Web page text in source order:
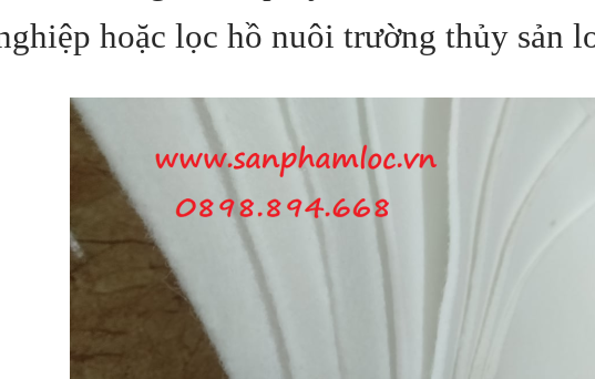
hoặc lọc hồ nuôi trường thủy sản